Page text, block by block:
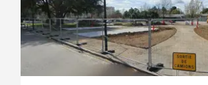
Les travaux modificatifs
(TMA) permettent de
plans d'un logement en
réserve de la faisabilité
l'accord du promoteur.